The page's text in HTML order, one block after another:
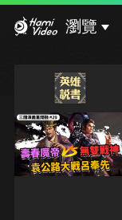
瀏覽